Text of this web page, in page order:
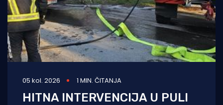
05 kol. 2026 1 MIN. ČITANJA
HITNA INTERVENCIJA U PULI